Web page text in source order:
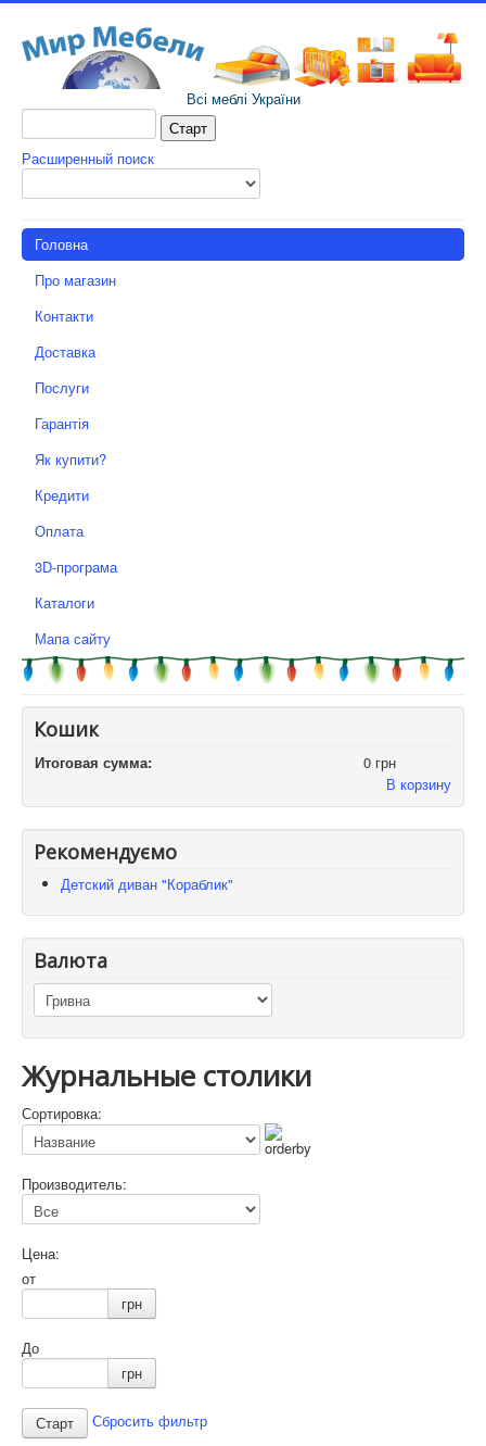
Всі меблі України
Расширенный поиск
Головна
Про магазин
Контакти
Доставка
Послуги
Гарантія
Як купити?
Кредити
Оплата
3D-програма
Каталоги
Мапа сайту
Кошик
Итоговая сумма:
0 грн
В корзину
Рекомендуємо
Детский диван "Кораблик"
Валюта
Журнальные столики
Сортировка:
Производитель:
Цена:
от
грн
До
грн
Сбросить фильтр